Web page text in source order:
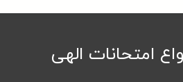
امتحانات الهی